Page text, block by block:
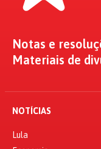
Notas e
Materiais de
NOTÍCIAS
Lula